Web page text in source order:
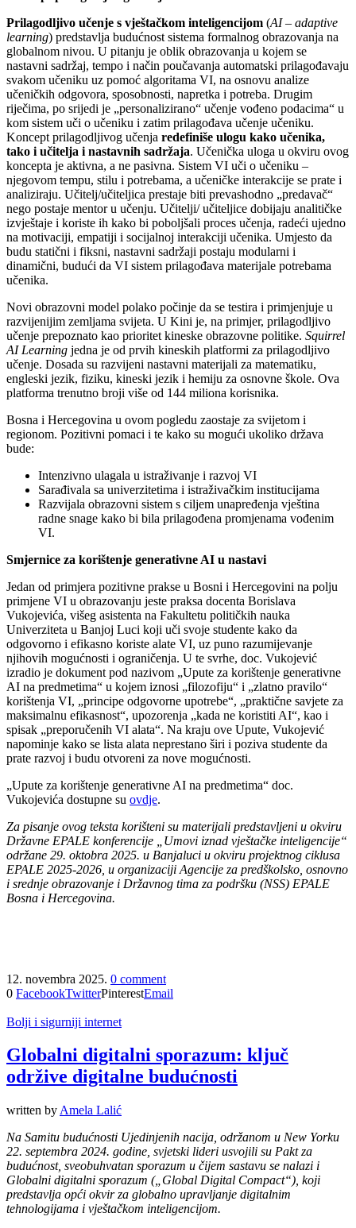
Prilagodljivo učenje s vještačkom inteligencijom (AI – adaptive
learning) predstavlja budućnost sistema formalnog obrazovanja na
globalnom nivou. U pitanju je oblik obrazovanja u kojem se
nastavni sadržaj, tempo i način poučavanja automatski prilagođavaju
svakom učeniku uz pomoć algoritama VI, na osnovu analize
učeničkih odgovora, sposobnosti, napretka i potreba. Drugim
riječima, po srijedi je „personalizirano“ učenje vođeno podacima“ u
kom sistem uči o učeniku i zatim prilagođava učenje učeniku.
Koncept prilagodljivog učenja redefiniše ulogu kako učenika,
tako i učitelja i nastavnih sadržaja. Učenička uloga u okviru ovog
koncepta je aktivna, a ne pasivna. Sistem VI uči o učeniku –
njegovom tempu, stilu i potrebama, a učeničke interakcije se prate i
analiziraju. Učitelj/učiteljica prestaje biti prevashodno „predavač“
nego postaje mentor u učenju. Učitelji/ učiteljice dobijaju analitičke
izvještaje i koriste ih kako bi poboljšali proces učenja, radeći ujedno
na motivaciji, empatiji i socijalnoj interakciji učenika. Umjesto da
budu statični i fiksni, nastavni sadržaji postaju modularni i
dinamični, budući da VI sistem prilagođava materijale potrebama
učenika.
Novi obrazovni model polako počinje da se testira i primjenjuje u
razvijenijim zemljama svijeta. U Kini je, na primjer, prilagodljivo
učenje prepoznato kao prioritet kineske obrazovne politike. Squirrel
AI Learning jedna je od prvih kineskih platformi za prilagodljivo
učenje. Dosada su razvijeni nastavni materijali za matematiku,
engleski jezik, fiziku, kineski jezik i hemiju za osnovne škole. Ova
platforma trenutno broji više od 144 miliona korisnika.
Bosna i Hercegovina u ovom pogledu zaostaje za svijetom i
regionom. Pozitivni pomaci i te kako su mogući ukoliko država
bude:
Intenzivno ulagala u istraživanje i razvoj VI
Sarađivala sa univerzitetima i istraživačkim institucijama
Razvijala obrazovni sistem s ciljem unapređenja vještina
radne snage kako bi bila prilagođena promjenama vođenim
VI.
Smjernice za korištenje generativne AI u nastavi
Jedan od primjera pozitivne prakse u Bosni i Hercegovini na polju
primjene VI u obrazovanju jeste praksa docenta Borislava
Vukojevića, višeg asistenta na Fakultetu političkih nauka
Univerziteta u Banjoj Luci koji uči svoje studente kako da
odgovorno i efikasno koriste alate VI, uz puno razumijevanje
njihovih mogućnosti i ograničenja. U te svrhe, doc. Vukojević
izradio je dokument pod nazivom „Upute za korištenje generativne
AI na predmetima“ u kojem iznosi „filozofiju“ i „zlatno pravilo“
korištenja VI, „principe odgovorne upotrebe“, „praktične savjete za
maksimalnu efikasnost“, upozorenja „kada ne koristiti AI“, kao i
spisak „preporučenih VI alata“. Na kraju ove Upute, Vukojević
napominje kako se lista alata neprestano širi i poziva studente da
prate razvoj i budu otvoreni za nove mogućnosti.
„Upute za korištenje generativne AI na predmetima“ doc.
Vukojevića dostupne su ovdje.
Za pisanje ovog teksta korišteni su materijali predstavljeni u okviru
Državne EPALE konferencije „Umovi iznad vještačke inteligencije“
održane 29. oktobra 2025. u Banjaluci u okviru projektnog ciklusa
EPALE 2025-2026, u organizaciji Agencije za predškolsko, osnovno
i srednje obrazovanje i Državnog tima za podršku (NSS) EPALE
Bosna i Hercegovina.
12. novembra 2025. 0 comment
0 FacebookTwitterPinterestEmail
Bolji i sigurniji internet
Globalni digitalni sporazum: ključ
održive digitalne budućnosti
written by Amela Lalić
Na Samitu budućnosti Ujedinjenih nacija, održanom u New Yorku
22. septembra 2024. godine, svjetski lideri usvojili su Pakt za
budućnost, sveobuhvatan sporazum u čijem sastavu se nalazi i
Globalni digitalni sporazum („Global Digital Compact“), koji
predstavlja opći okvir za globalno upravljanje digitalnim
tehnologijama i vještačkom inteligencijom.